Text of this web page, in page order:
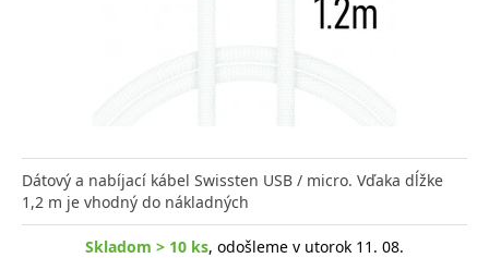
Dátový a nabíjací kábel Swissten USB / micro. Vďaka dĺžke
1,2 m je vhodný do nákladných
Skladom > 10 ks, odošleme v utorok 11. 08.